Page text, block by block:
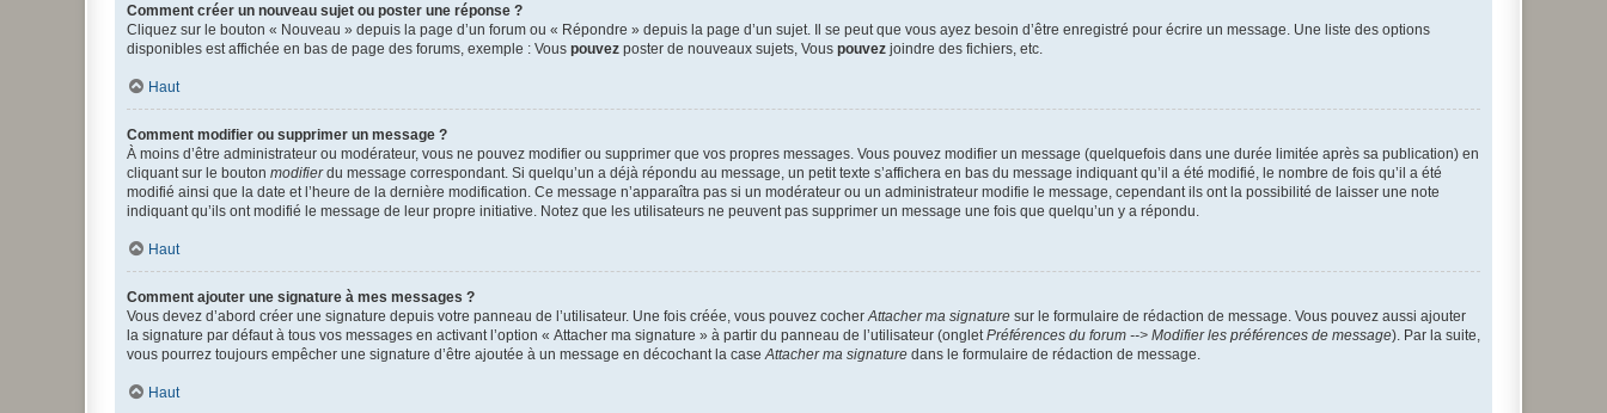
Comment créer un nouveau sujet ou poster une réponse ?
Cliquez sur le bouton « Nouveau » depuis la page d’un forum ou « Répondre » depuis la page d’un sujet. Il se peut que vous ayez besoin d’être enregistré pour écrire un message. Une liste des options
disponibles est affichée en bas de page des forums, exemple : Vous pouvez poster de nouveaux sujets, Vous pouvez joindre des fichiers, etc.
Haut
Comment modifier ou supprimer un message ?
À moins d’être administrateur ou modérateur, vous ne pouvez modifier ou supprimer que vos propres messages. Vous pouvez modifier un message (quelquefois dans une durée limitée après sa publication) en
cliquant sur le bouton modifierdu message correspondant. Si quelqu’un a déjà répondu au message, un petit texte s’affichera en bas du message indiquant qu’il a été modifié, le nombre de fois qu’il a été
modifié ainsi que la date et l’heure de la dernière modification. Ce message n’apparaîtra pas si un modérateur ou un administrateur modifie le message, cependant ils ont la possibilité de laisser une note
indiquant qu’ils ont modifié le message de leur propre initiative. Notez que les utilisateurs ne peuvent pas supprimer un message une fois que quelqu’un y a répondu.
Haut
Comment ajouter une signature à mes messages ?
Vous devez d’abord créer une signature depuis votre panneau de l’utilisateur. Une fois créée, vous pouvez cocher Attacher ma signature sur le formulaire de rédaction de message. Vous pouvez aussi ajouter
la signature par défaut à tous vos messages en activant l’option « Attacher ma signature » à partir du panneau de l’utilisateur (onglet Préférences du forum --> Modifier les préférences de message). Par la suite,
vous pourrez toujours empêcher une signature d’être ajoutée à un message en décochant la case Attacher ma signature dans le formulaire de rédaction de message.
Haut